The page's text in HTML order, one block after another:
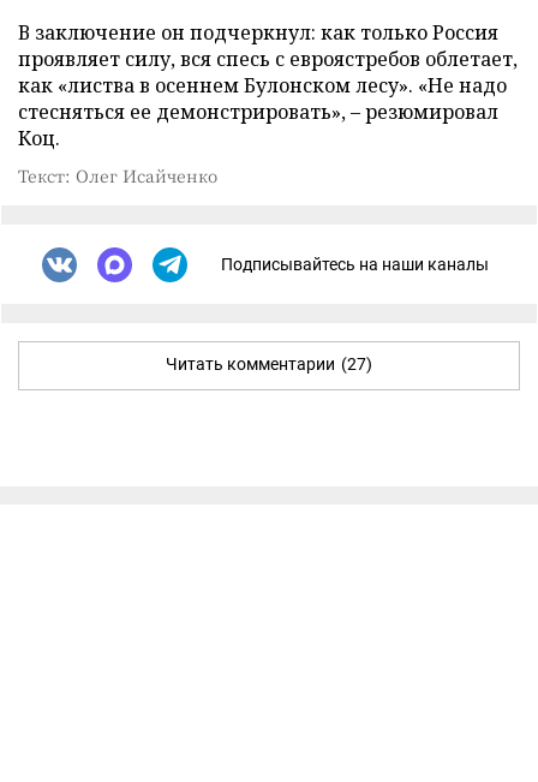
В заключение он подчеркнул: как только Россия
проявляет силу, вся спесь с евроястребов облетает,
как «листва в осеннем Булонском лесу». «Не надо
стесняться ее демонстрировать», – резюмировал
Коц.
Текст: Олег Исайченко
Подписывайтесь на наши каналы
Читать комментарии (27)